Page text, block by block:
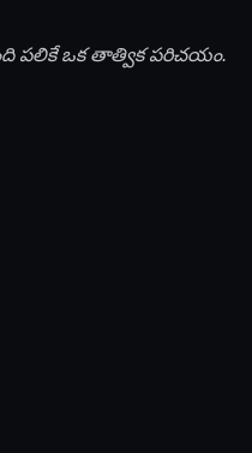
పలికే ఒక తాత్విక పరిచయం.